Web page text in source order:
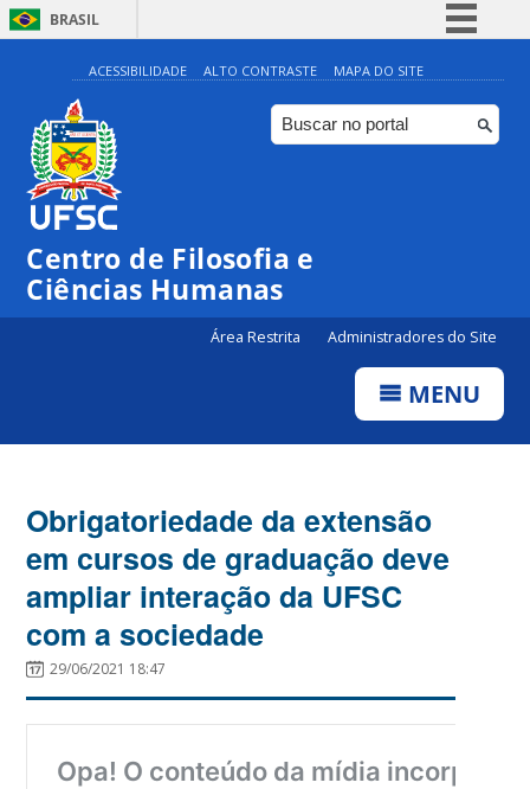
BRASIL
Simplifique!
Comunica BR
Participe
ACESSIBILIDADE ALTO CONTRASTE MAPA DO SITE
Centro de Filosofia e
Ciências Humanas
Área Restrita Administradores do Site
MENU
Obrigatoriedade da extensão
em cursos de graduação deve
ampliar interação da UFSC
com a sociedade
29/06/2021 18:47